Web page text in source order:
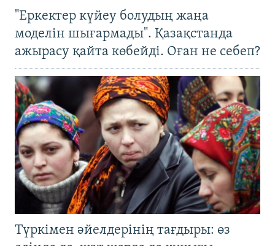
"Еркектер күйеу болудың жаңа
моделін шығармады". Қазақстанда
ажырасу қайта көбейді. Оған не себеп?
Түркімен әйелдерінің тағдыры: өз